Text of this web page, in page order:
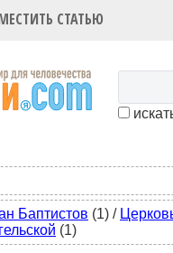
СТАТЬЮ
Баптистов (1) /
(1)